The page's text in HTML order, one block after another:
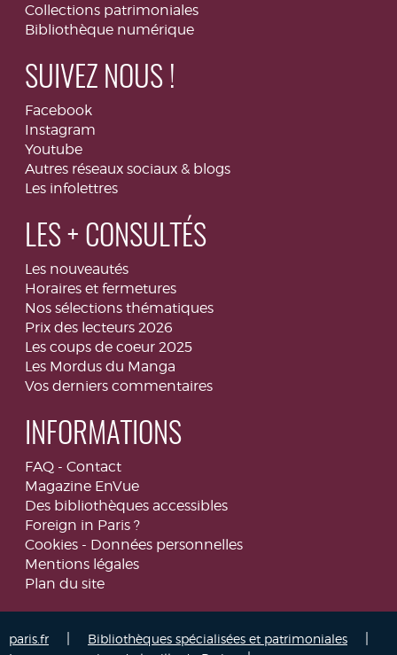
Collections patrimoniales
Bibliothèque numérique
SUIVEZ NOUS !
Facebook
Instagram
Youtube
Autres réseaux sociaux & blogs
Les infolettres
LES + CONSULTÉS
Les nouveautés
Horaires et fermetures
Nos sélections thématiques
Prix des lecteurs 2026
Les coups de coeur 2025
Les Mordus du Manga
Vos derniers commentaires
INFORMATIONS
FAQ - Contact
Magazine EnVue
Des bibliothèques accessibles
Foreign in Paris ?
Cookies - Données personnelles
Mentions légales
Plan du site
paris.fr Bibliothèques spécialisées et patrimoniales